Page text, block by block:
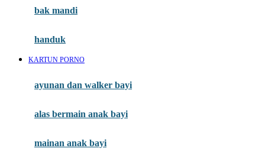
Moby
My Buddy Tag
My K
bak mandi
handuk
KARTUN PORNO
ayunan dan walker bayi
alas bermain anak bayi
mainan anak bayi